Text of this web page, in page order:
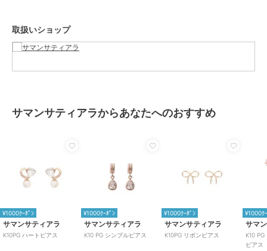
取扱いショップ
サマンサティアラからあなたへのおすすめ
¥1000ｸｰﾎﾟﾝ
サマンサティアラ
K10PG ハートピアス
¥1000ｸｰﾎﾟﾝ
サマンサティアラ
K10 PG シンプルピアス
¥1000ｸｰﾎﾟﾝ
サマンサティアラ
K10PG リボンピアス
¥1000ｸ
サマ
K10
ピアス